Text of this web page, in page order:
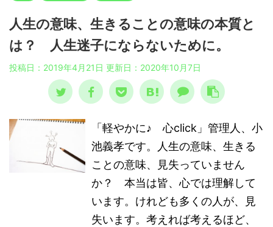
人生の意味、生きることの意味の本質と
は？ 人生迷子にならないために。
投稿日：2019年4月21日 更新日： 2020年10月7日
「軽やかに♪ 心click」管理人、小
池義孝です。人生の意味、生きる
ことの意味、見失っていません
か？ 本当は皆、心では理解して
います。けれども多くの人が、見
失います。考えれば考えるほど、